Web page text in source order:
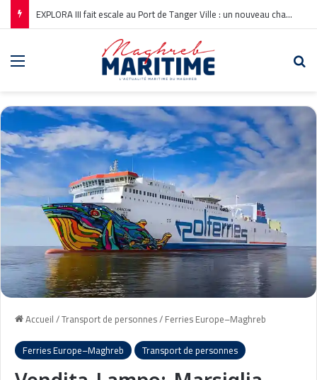
EXPLORA III fait escale au Port de Tanger Ville : un nouveau chapitre pour la croisière en Méditerranée
Accueil/Transport de personnes/Ferries Europe–Maghreb
Ferries Europe–Maghreb
Transport de personnes